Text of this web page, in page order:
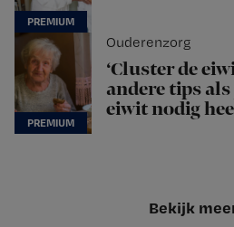
Ouderenzorg
‘Cluster de
andere tips
eiwit nodig
Bekijk